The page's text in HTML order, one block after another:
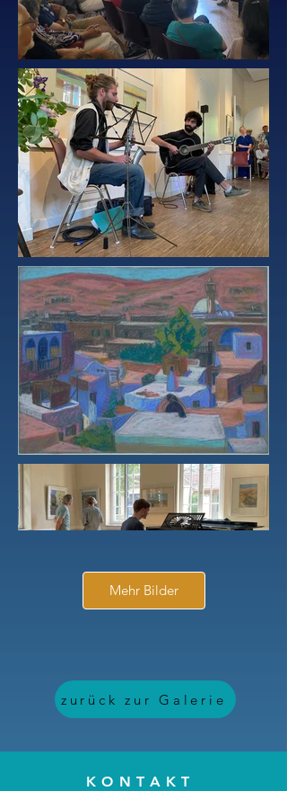
Mehr Bilder
zurück zur Galerie
KONTAKT